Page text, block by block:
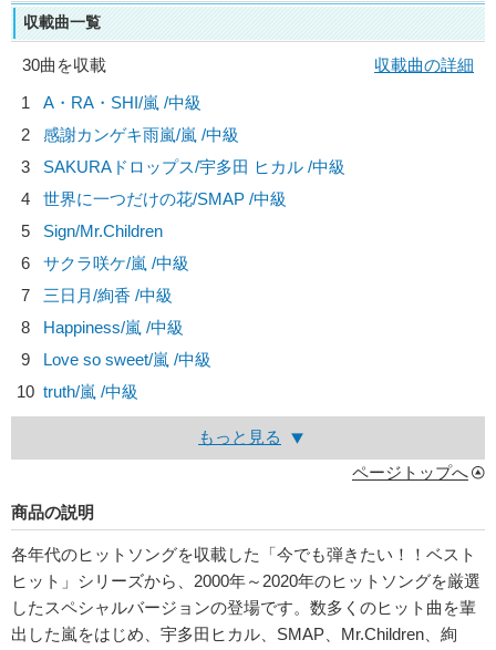
収載曲一覧
30曲を収載
収載曲の詳細
1
A・RA・SHI/嵐 /中級
2
感謝カンゲキ雨嵐/嵐 /中級
3
SAKURAドロップス/宇多田 ヒカル /中級
4
世界に一つだけの花/SMAP /中級
5
Sign/Mr.Children
6
サクラ咲ケ/嵐 /中級
7
三日月/絢香 /中級
8
Happiness/嵐 /中級
9
Love so sweet/嵐 /中級
10 truth/嵐 /中級
もっと見る
ページトップへ
商品の説明
各年代のヒットソングを収載した「今でも弾きたい！！ベスト
ヒット」シリーズから、2000年～2020年のヒットソングを厳選
したスペシャルバージョンの登場です。数多くのヒット曲を輩
出した嵐をはじめ、宇多田ヒカル、SMAP、Mr.Children、絢